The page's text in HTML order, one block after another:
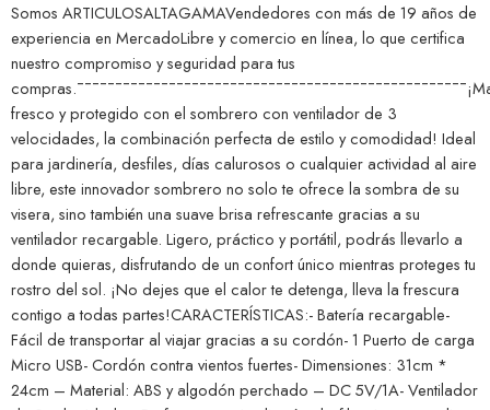
Somos ARTICULOSALTAGAMAVendedores con más de 19 años de
experiencia en MercadoLibre y comercio en línea, lo que certifica
nuestro compromiso y seguridad para tus
fresco y protegido con el sombrero con ventilador de 3
velocidades, la combinación perfecta de estilo y comodidad! Ideal
para jardinería, desfiles, días calurosos o cualquier actividad al aire
libre, este innovador sombrero no solo te ofrece la sombra de su
visera, sino también una suave brisa refrescante gracias a su
ventilador recargable. Ligero, práctico y portátil, podrás llevarlo a
donde quieras, disfrutando de un confort único mientras proteges tu
rostro del sol. ¡No dejes que el calor te detenga, lleva la frescura
contigo a todas partes!CARACTERÍSTICAS:- Batería recargable-
Fácil de transportar al viajar gracias a su cordón- 1 Puerto de carga
Micro USB- Cordón contra vientos fuertes- Dimensiones: 31cm *
24cm – Material: ABS y algodón perchado – DC 5V/1A- Ventilador